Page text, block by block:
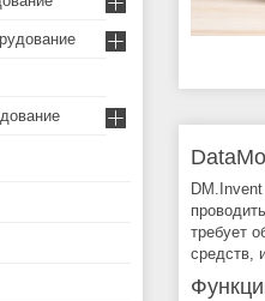
требует
средств,